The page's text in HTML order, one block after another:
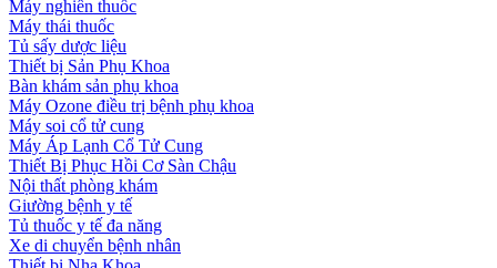
Máy nghiền thuốc
Máy thái thuốc
Tủ sấy dược liệu
Thiết bị Sản Phụ Khoa
Bàn khám sản phụ khoa
Máy Ozone điều trị bệnh phụ khoa
Máy soi cổ tử cung
Máy Áp Lạnh Cổ Tử Cung
Thiết Bị Phục Hồi Cơ Sàn Chậu
Nội thất phòng khám
Giường bệnh y tế
Tủ thuốc y tế đa năng
Xe di chuyển bệnh nhân